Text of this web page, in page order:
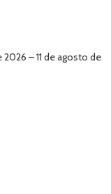
– 11 de agosto de